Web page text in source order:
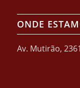
ONDE
Av. Mutirão,